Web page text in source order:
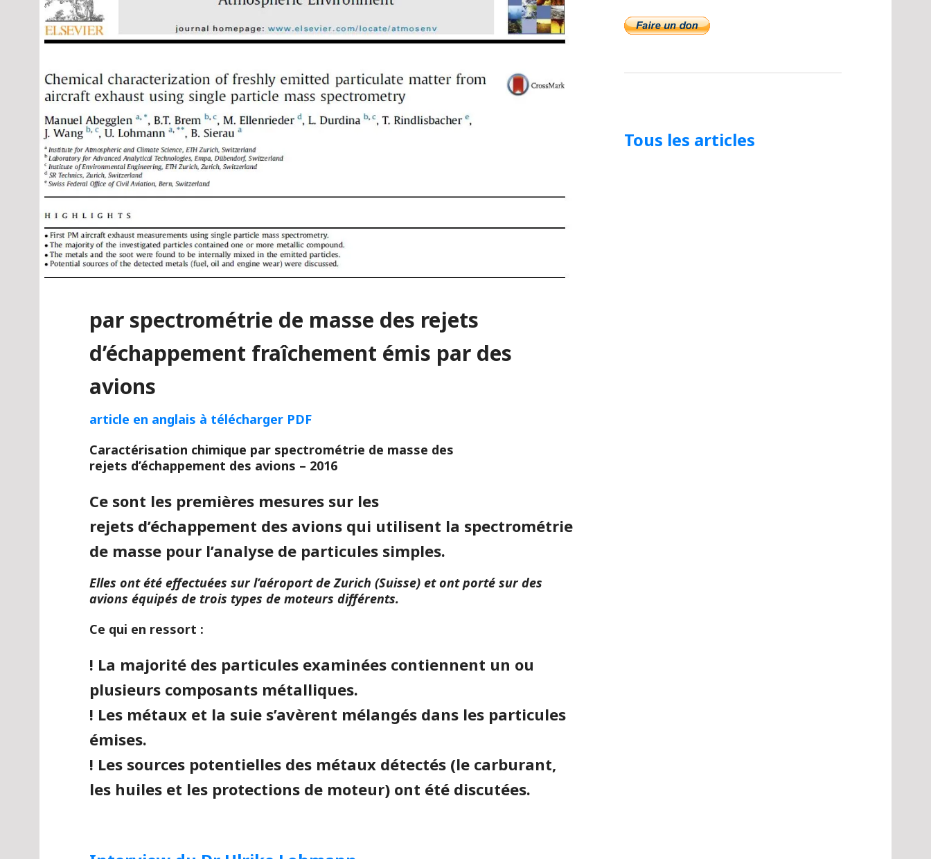
par spectrométrie de masse des rejets
d’échappement fraîchement émis par des
avions
article en anglais à télécharger PDF
Caractérisation chimique par spectrométrie de masse des
rejets d’échappement des avions – 2016
Ce sont les premières mesures sur les
rejets d’échappement des avions qui utilisent la spectrométrie
de masse pour l’analyse de particules simples.
Elles ont été effectuées sur l’aéroport de Zurich (Suisse) et ont porté sur des
avions équipés de trois types de moteurs différents.
Ce qui en ressort :
! La majorité des particules examinées contiennent un ou
plusieurs composants métalliques.
! Les métaux et la suie s’avèrent mélangés dans les particules
émises.
! Les sources potentielles des métaux détectés (le carburant,
les huiles et les protections de moteur) ont été discutées.
Tous les articles